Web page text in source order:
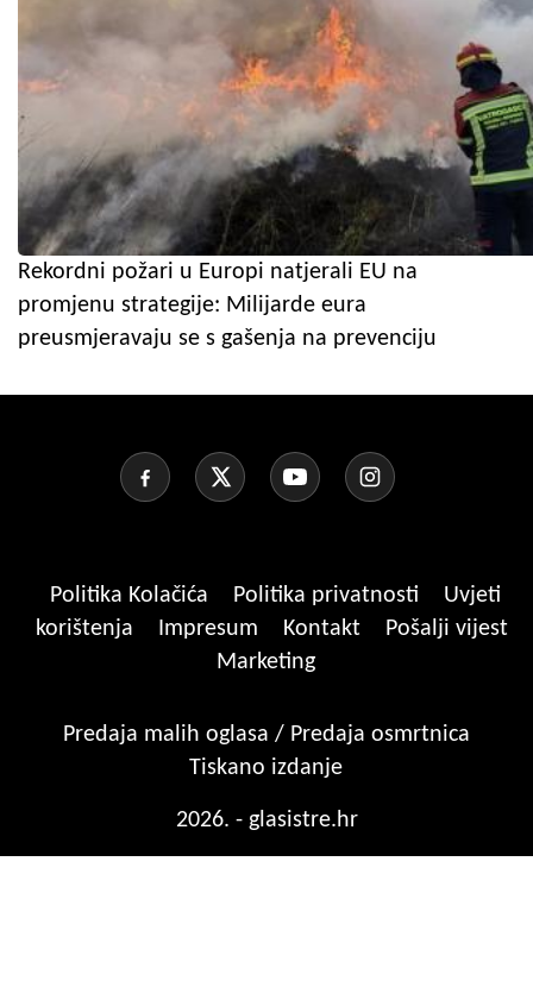
Rekordni požari u Europi natjerali EU na
promjenu strategije: Milijarde eura
preusmjeravaju se s gašenja na prevenciju
Politika Kolačića Politika privatnosti
Uvjeti
korištenja
Impresum Kontakt
Pošalji vijest
Marketing
Predaja malih oglasa / Predaja osmrtnica
Tiskano izdanje
2026. - glasistre.hr